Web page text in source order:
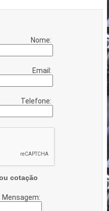
Nome:
Email:
Telefone:
cotação
Mensagem: